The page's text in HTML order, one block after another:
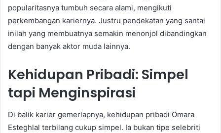
popularitasnya tumbuh secara alami, mengikuti
perkembangan kariernya. Justru pendekatan yang santai
inilah yang membuatnya semakin menonjol dibandingkan
dengan banyak aktor muda lainnya.
Kehidupan Pribadi: Simpel
tapi Menginspirasi
Di balik karier gemerlapnya, kehidupan pribadi Omara
Esteghlal terbilang cukup simpel. Ia bukan tipe selebriti